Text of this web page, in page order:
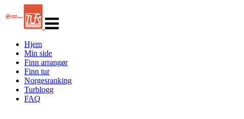
navigasjon
Hjem
Min side
Finn arrangør
Finn tur
Norgesranking
Turblogg
FAQ